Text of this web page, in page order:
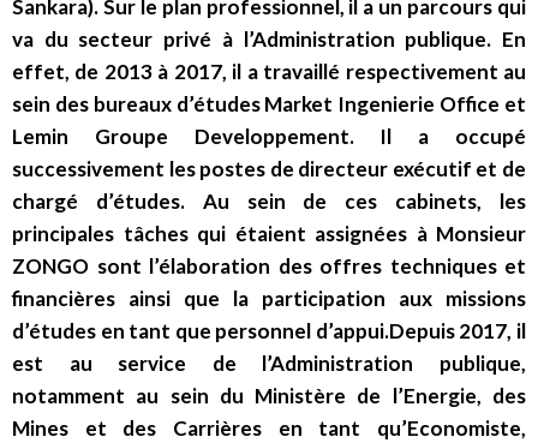
Sankara). Sur le plan professionnel, il a un parcours qui
va du secteur privé à l’Administration publique. En
effet, de 2013 à 2017, il a travaillé respectivement au
sein des bureaux d’études Market Ingenierie Office et
Lemin Groupe Developpement. Il a occupé
successivement les postes de directeur exécutif et de
chargé d’études. Au sein de ces cabinets, les
principales tâches qui étaient assignées à Monsieur
ZONGO sont l’élaboration des offres techniques et
financières ainsi que la participation aux missions
d’études en tant que personnel d’appui.Depuis 2017, il
est au service de l’Administration publique,
notamment au sein du Ministère de l’Energie, des
Mines et des Carrières en tant qu’Economiste,